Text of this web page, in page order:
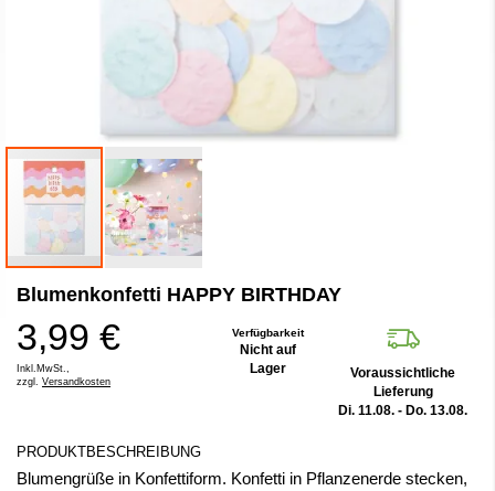
Anfang
Bildergalerie
springen
Blumenkonfetti HAPPY BIRTHDAY
3,99 €
Inkl.MwSt.,
zzgl. Versandkosten
Verfügbarkeit
Nicht auf
Lager
Voraussichtliche
Lieferung
Di. 11.08. - Do. 13.08.
PRODUKTBESCHREIBUNG
Blumengrüße in Konfettiform. Konfetti in Pflanzenerde stecken,